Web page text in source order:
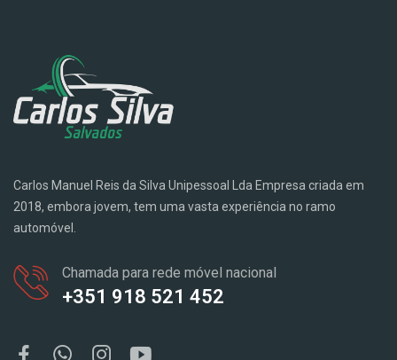
Carlos Manuel Reis da Silva Unipessoal Lda Empresa criada em
2018, embora jovem, tem uma vasta experiência no ramo
automóvel.
Chamada para rede móvel nacional
+351 918 521 452